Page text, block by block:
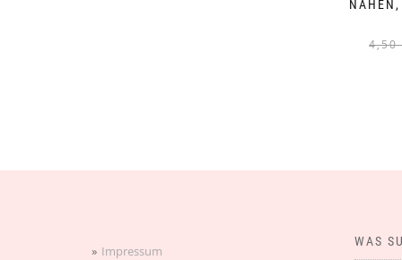
NÄHEN,
4,50
Impressum
WAS